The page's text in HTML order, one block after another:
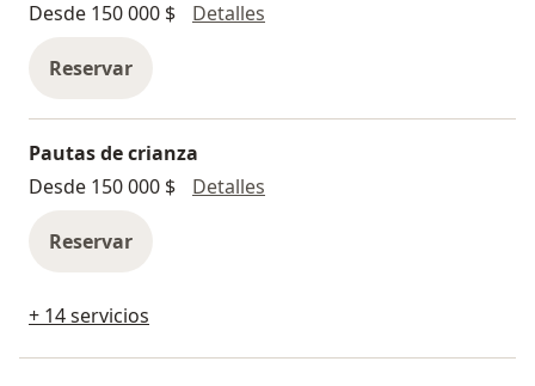
Desde 150 000 $
Detalles
Reservar
Pautas de crianza
Desde 150 000 $
Detalles
Reservar
+ 14 servicios